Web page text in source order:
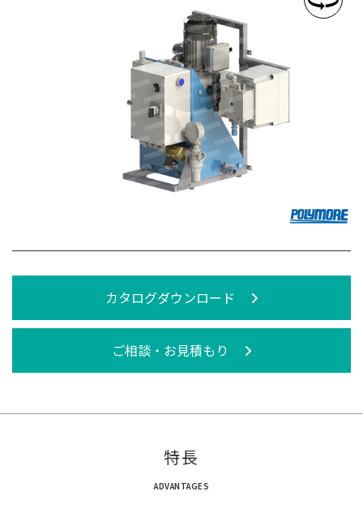
カタログダウンロード
ご相談・お見積もり
特長
ADVANTAGES